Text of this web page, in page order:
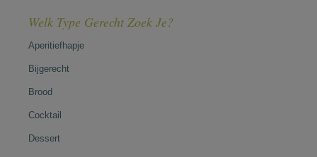
Welk Type Gerecht Zoek Je?
Aperitiefhapje
Bijgerecht
Brood
Cocktail
Dessert